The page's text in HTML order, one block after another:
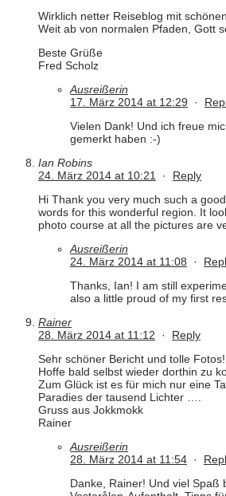
Wirklich netter Reiseblog mit
Weit ab von normalen Pfaden, Gott
Beste Grüße
Fred Scholz
Ausreißerin
17. März 2014 at 12:29 ·
Vielen Dank! Und ich freue
gemerkt haben :-)
Ian Robins
24. März 2014 at 10:21 · Reply
Hi Thank you very much such a
words for this wonderful region. It
photo course at all the pictures are
Ausreißerin
24. März 2014 at 11:08 ·
Thanks, Ian! I am still
also a little proud of my first
Rainer
28. März 2014 at 11:12 · Reply
Sehr schöner Bericht und tolle
Hoffe bald selbst wieder dorthin zu
Zum Glück ist es für mich nur eine
Paradies der tausend Lichter ….
Gruss aus Jokkmokk
Rainer
Ausreißerin
28. März 2014 at 11:54 ·
Danke, Rainer! Und viel Spaß